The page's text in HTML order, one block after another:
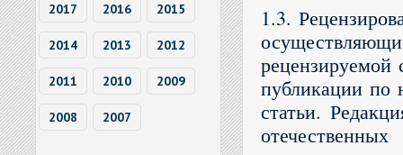
2017 2016 2015
2014 2013 2012
2011 2010 2009
2008 2007
1.3.
рецензируемой
публикации по
статьи.